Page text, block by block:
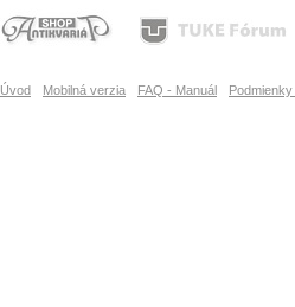
Úvod Mobilná verzia FAQ - Manuál